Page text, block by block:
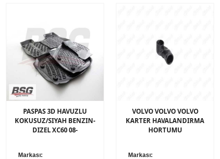
PASPAS 3D HAVUZLU
KOKUSUZ/SIYAH BENZIN-
DIZEL XC60 08-
Markası:
VOLVO VOLVO VOLVO
KARTER HAVALANDIRMA
HORTUMU
Markası: